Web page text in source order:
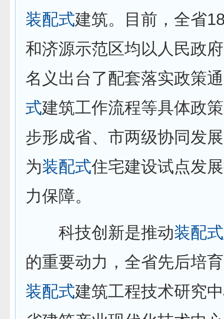
装配式建筑。目前，全省
和济源示范区均以人民政
名义出台了配套落实政策
式建筑工作流程等具体政
步形成省、市两级协同发
为装配式住宅建设试点发
力保障。
科技创新是推动装配式
的重要动力，全省先后培
装配式建筑工程技术研究